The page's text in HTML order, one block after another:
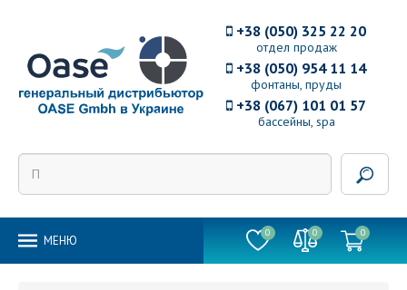
отдел продаж
+38 (050) 325 22 20
фонтаны, пруды
+38 (050) 954 11 14
бассейны, spa
+38 (067) 101 01 57
MEНЮ
0 0 0